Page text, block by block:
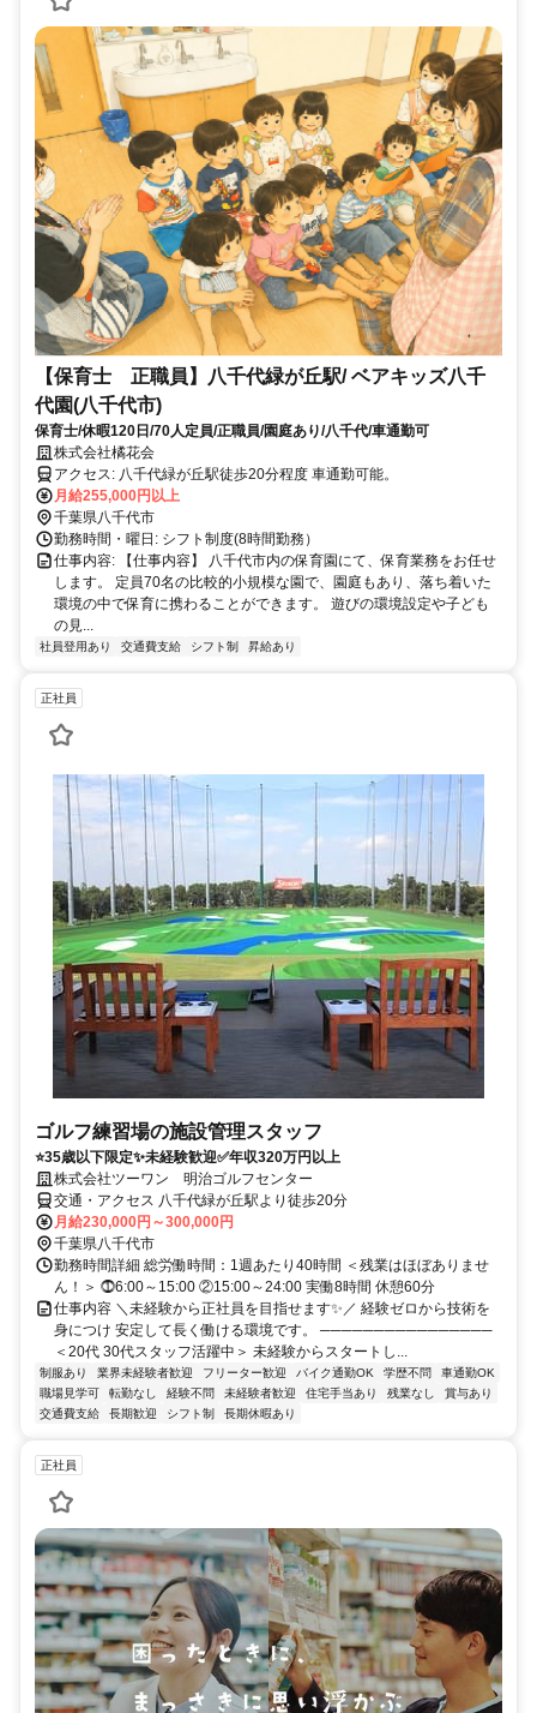
【保育士 正職員】八千代緑が丘駅/ ベアキッズ八千
代園(八千代市)
保育士/休暇120日/70人定員/正職員/園庭あり/八千代/車通勤可
株式会社橘花会
アクセス: 八千代緑が丘駅徒歩20分程度 車通勤可能。
月給255,000円以上
千葉県八千代市
勤務時間・曜日: シフト制度(8時間勤務）
仕事内容: 【仕事内容】 八千代市内の保育園にて、保育業務をお任せ
します。 定員70名の比較的小規模な園で、園庭もあり、落ち着いた
環境の中で保育に携わることができます。 遊びの環境設定や子ども
の見...
社員登用あり 交通費支給 シフト制 昇給あり
正社員
ゴルフ練習場の施設管理スタッフ
⭐35歳以下限定✨未経験歓迎✅年収320万円以上
株式会社ツーワン 明治ゴルフセンター
交通・アクセス 八千代緑が丘駅より徒歩20分
月給230,000円～300,000円
千葉県八千代市
勤務時間詳細 総労働時間：1週あたり40時間 ＜残業はほぼありませ
ん！＞ ⓵6:00～15:00 ②15:00～24:00 実働8時間 休憩60分
仕事内容 ＼未経験から正社員を目指せます✨／ 経験ゼロから技術を
身につけ 安定して長く働ける環境です。 ────────────────
＜20代 30代スタッフ活躍中＞ 未経験からスタートし...
制服あり 業界未経験者歓迎 フリーター歓迎 バイク通勤OK 学歴不問
車通勤OK
職場見学可
転勤なし 経験不問 未経験者歓迎 住宅手当あり 残業なし
賞与あり
交通費支給
長期歓迎 シフト制 長期休暇あり
正社員